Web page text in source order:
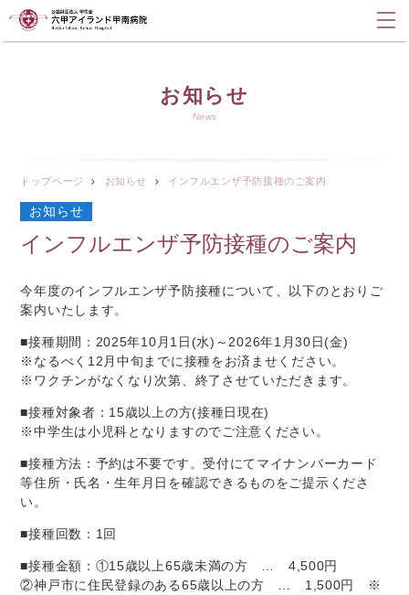
お知らせ
News
トップページ お知らせ インフルエンザ予防接種のご案内
お知らせ
インフルエンザ予防接種のご案内
今年度のインフルエンザ予防接種について、以下のとおりご
案内いたします。
■接種期間：2025年10月1日(水)～2026年1月30日(金)
※なるべく12月中旬までに接種をお済ませください。
※ワクチンがなくなり次第、終了させていただきます。
■接種対象者：15歳以上の方(接種日現在)
※中学生は小児科となりますのでご注意ください。
■接種方法：予約は不要です。受付にてマイナンバーカード
等住所・氏名・生年月日を確認できるものをご提示くださ
い。
■接種回数：1回
■接種金額：①15歳以上65歳未満の方 … 4,500円
②神戸市に住民登録のある65歳以上の方 … 1,500円 ※